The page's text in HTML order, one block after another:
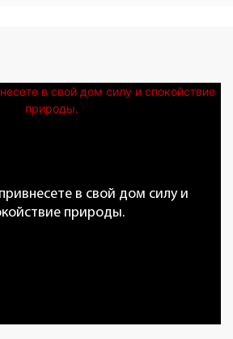
в свой дом силу и
природы.